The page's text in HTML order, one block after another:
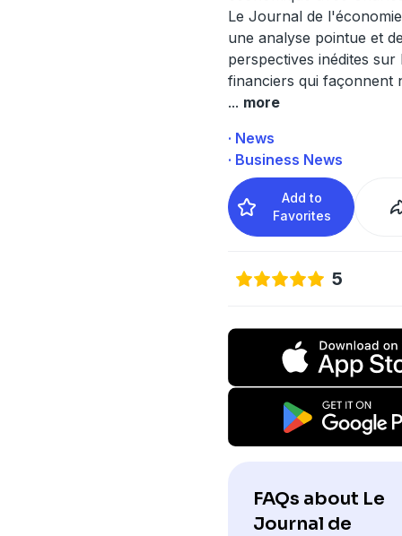
Le Journal de
une analyse pointue et
perspectives inédites sur
financiers qui façonnent
... more
· News
· Business News
Add to
Favorites
5
FAQs about Le
Journal de